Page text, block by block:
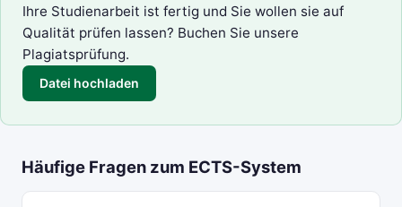
Ihre Studienarbeit ist fertig und Sie wollen sie auf
Qualität prüfen lassen? Buchen Sie unsere
Plagiatsprüfung.
Datei hochladen
Häufige Fragen zum ECTS-System